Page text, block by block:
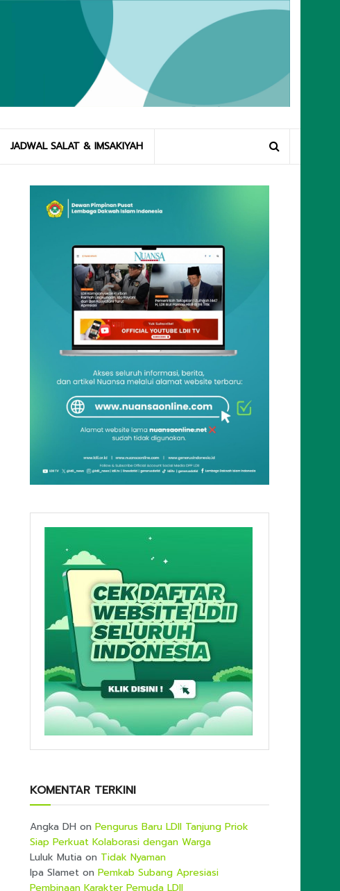
JADWAL SALAT & IMSAKIYAH
KOMENTAR TERKINI
Angka DH on Pengurus Baru LDII Tanjung Priok
Siap Perkuat Kolaborasi dengan Warga
Luluk Mutia on Tidak Nyaman
Ipa Slamet on Pemkab Subang Apresiasi
Pembinaan Karakter Pemuda LDII